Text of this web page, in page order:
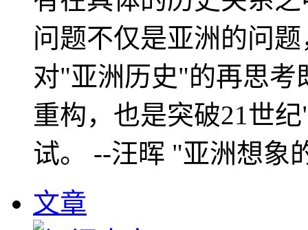
问题不仅是亚洲的问
对"亚洲历史"的再思考
重构，也是突破21世
试。 --汪晖 "亚洲想象
文章